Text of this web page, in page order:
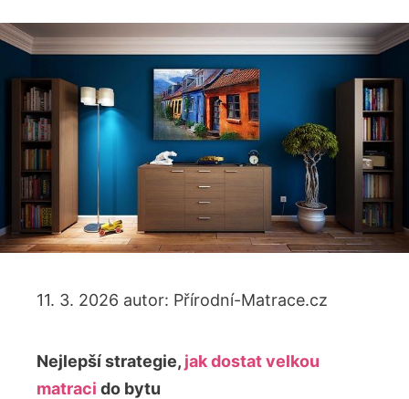
11. 3. 2026 autor: Přírodní-Matrace.cz
Nejlepší strategie, jak dostat velkou
matraci do bytu